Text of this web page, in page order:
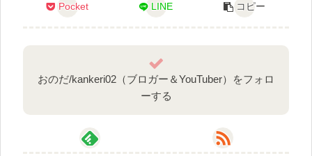
Pocket LINE コピー
おのだ/kankeri02（ブロガー＆YouTuber）をフォロ
ーする